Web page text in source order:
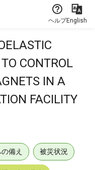
ヘルプEnglish
CONTROL
IN A
FACILITY
備え 被災状況